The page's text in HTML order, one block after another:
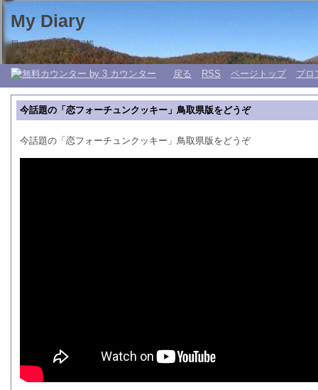
My Diary
日々の生活 My 日記帳。
戻る RSS ページトップ プロ
今話題の「恋フォーチュンクッキー」鳥取県版をどうぞ
今話題の「恋フォーチュンクッキー」鳥取県版をどうぞ